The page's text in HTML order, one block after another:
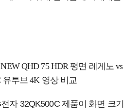
QHD 75 HDR 평면 레게노 vs
유투브 4K 영상 비교
자 32QK500C 제품이 화면 크기